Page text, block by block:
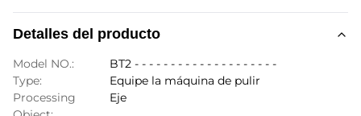
Detalles del producto
Model NO.:
BT2 - - - - - - - - - - - - - - - - - - - -
Type:
Equipe la máquina de pulir
Processing
Eje